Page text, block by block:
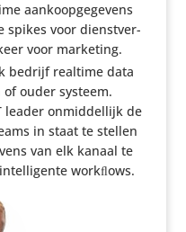
aankoop­ge­ge­vens
spikes voor dienst­ver­
voor marketing.
bedrijf realtime data
ouder systeem.
leader onmid­del­lijk de
in staat te stellen
van elk kanaal te
workﬂows.